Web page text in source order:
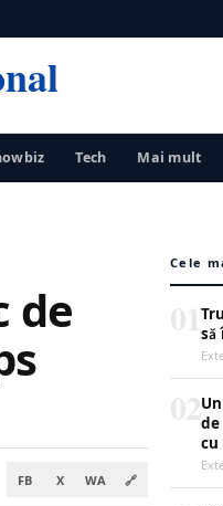
Tech Mai mult
de
FB X WA 🔗
Cele
să
cu